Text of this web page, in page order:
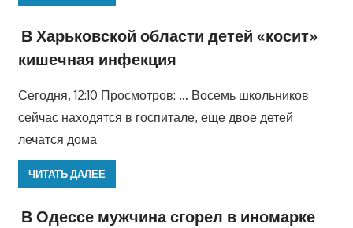
В Харьковской области детей «косит»
кишечная инфекция
Сегодня, 12:10 Просмотров: … Восемь школьников
сейчас находятся в госпитале, еще двое детей
лечатся дома
ЧИТАТЬ ДАЛЕЕ
В Одессе мужчина сгорел в иномарке